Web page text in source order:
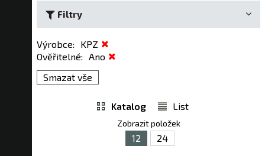
Filtry
Výrobce:
KPZ
Ověřitelné: Ano
Smazat vše
Katalog List
Zobrazit položek
12 24